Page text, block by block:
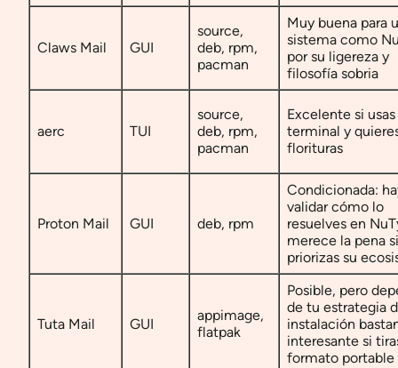
Claws Mail GUI
source,
deb, rpm,
pacman
Muy buena para
sistema como
por su ligereza y
filosofía sobria
aerc TUI
source,
deb, rpm,
pacman
Excelente si usas
terminal y
florituras
Proton Mail GUI deb, rpm
Condicionada:
validar cómo lo
resuelves en
merece la pena si
priorizas su
Tuta Mail GUI
appimage,
flatpak
Posible, pero
de tu estrategia
instalación
interesante si
formato portable